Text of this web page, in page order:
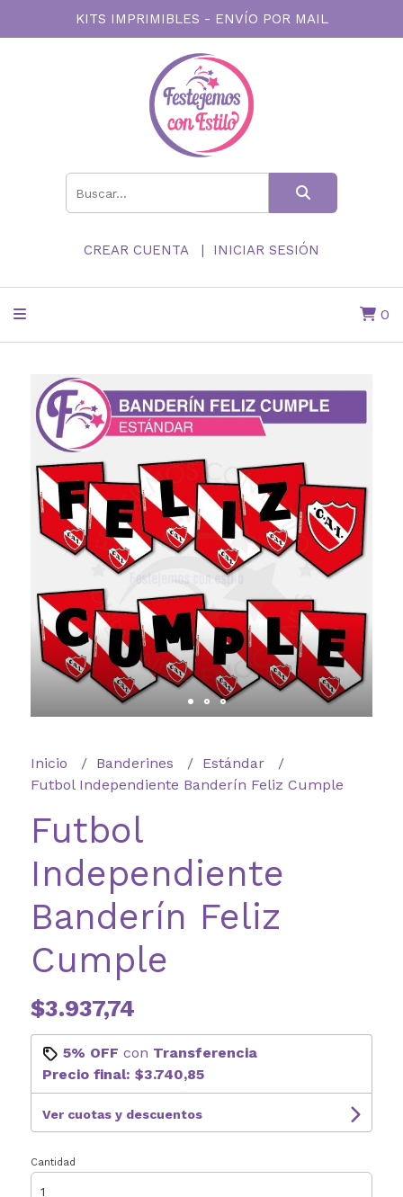
KITS IMPRIMIBLES - ENVÍO POR MAIL
CREAR CUENTA INICIAR SESIÓN
0
Inicio Banderines
Estándar
Futbol Independiente Banderín Feliz Cumple
Futbol
Independiente
Banderín Feliz
Cumple
$3.937,74
5% OFF con Transferencia
Precio final: $3.740,85
Ver cuotas y descuentos
Cantidad